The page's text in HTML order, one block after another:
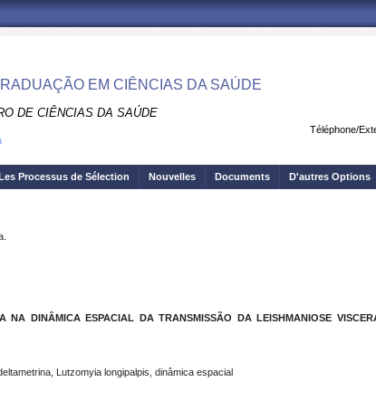
EM CIÊNCIAS DA SAÚDE
DE CIÊNCIAS DA SAÚDE
Téléphone/
Processus de Sélection Nouvelles Documents D'autres Options
NA DINÂMICA ESPACIAL DA TRANSMISSÃO DA LEISHMANIOSE
Lutzomyia longipalpis, dinâmica espacial